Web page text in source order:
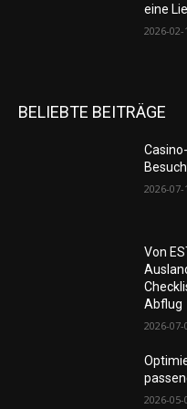
eine
2026-02-
BELIEBTE BEITRÄGE
2026-07-
Von
Abflug
2026-07-
2026-05-